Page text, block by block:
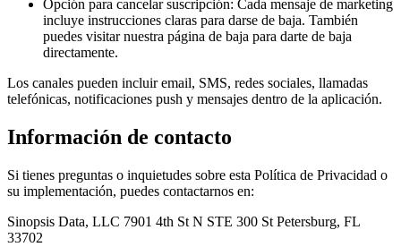
Opción para cancelar suscripción: Cada mensaje de marketing
incluye instrucciones claras para darse de baja. También
puedes visitar nuestra página de baja para darte de baja
directamente.
Los canales pueden incluir email, SMS, redes sociales, llamadas
telefónicas, notificaciones push y mensajes dentro de la aplicación.
Información de contacto
Si tienes preguntas o inquietudes sobre esta Política de Privacidad o
su implementación, puedes contactarnos en:
Sinopsis Data, LLC 7901 4th St N STE 300 St Petersburg, FL
33702